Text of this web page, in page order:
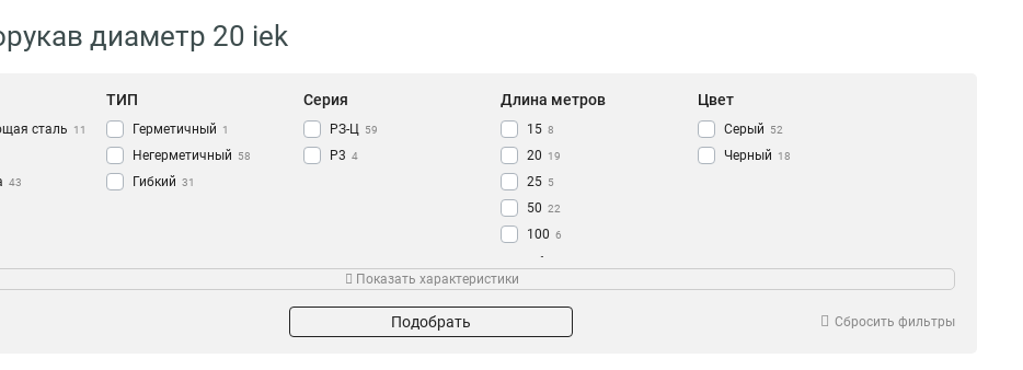
диаметр 20 iek
сталь 11
43
ТИП
Герметичный 1
Негерметичный 58
Гибкий 31
Серия
РЗ-Ц 59
Р3 4
Длина метров
15 8
20 19
25 5
50 22
100 6
Цвет
Серый 52
Черный 18
Да 70 Да 70
Резьба
Да 70 Гофра для кабеля 0
Показать характеристики
Подобрать Сбросить фильтры